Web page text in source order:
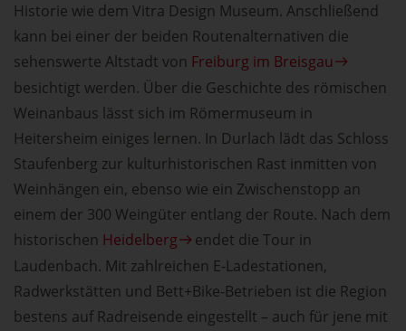
Historie wie dem Vitra Design Museum. Anschließend
kann bei einer der beiden Routenalternativen die
sehenswerte Altstadt von Freiburg im Breisgau
besichtigt werden. Über die Geschichte des römischen
Weinanbaus lässt sich im Römermuseum in
Heitersheim einiges lernen. In Durlach lädt das Schloss
Staufenberg zur kulturhistorischen Rast inmitten von
Weinhängen ein, ebenso wie ein Zwischenstopp an
einem der 300 Weingüter entlang der Route. Nach dem
historischen Heidelberg
endet die Tour in
Laudenbach. Mit zahlreichen E-Ladestationen,
Radwerkstätten und Bett+Bike-Betrieben ist die Region
bestens auf Radreisende eingestellt – auch für jene mit